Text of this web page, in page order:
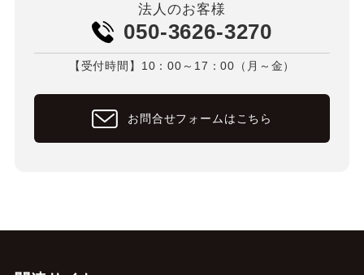
法人のお客様
050-3626-3270
【受付時間】10：00～17：00（月～金）
お問合せフォームはこちら